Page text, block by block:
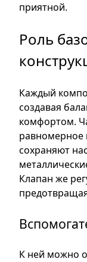
приятной.
Роль
Каждый
создавая
комфортом.
равномерное
сохраняют
Клапан же
К ней можно